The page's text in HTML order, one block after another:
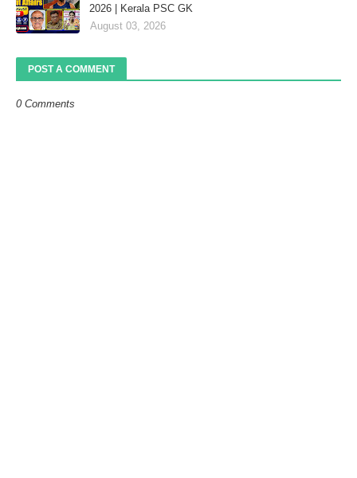
2026 | Kerala PSC GK
August 03, 2026
POST A COMMENT
0 Comments